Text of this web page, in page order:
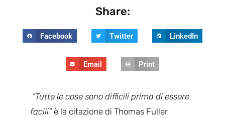
Share:
Facebook Twitter LinkedIn
Email Print
“Tutte le cose sono difficili prima di essere
facili”è la citazione di Thomas Fuller